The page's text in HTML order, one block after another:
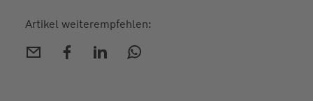
Artikel weiterempfehlen: